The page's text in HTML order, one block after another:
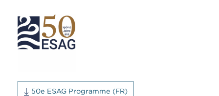
50e ESAG Programme (FR)